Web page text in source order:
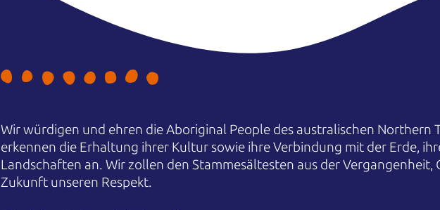
Wir würdigen und ehren die Aboriginal People des australischen Northern
erkennen die Erhaltung ihrer Kultur sowie ihre Verbindung mit der Erde,
Landschaften an. Wir zollen den Stammesältesten aus der Vergangenheit,
Zukunft unseren Respekt.